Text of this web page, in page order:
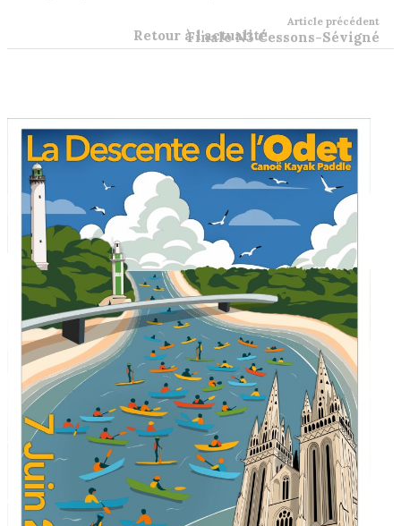
Article précédent
Finale N3 Cessons-Sévigné
Retour à l'actualité